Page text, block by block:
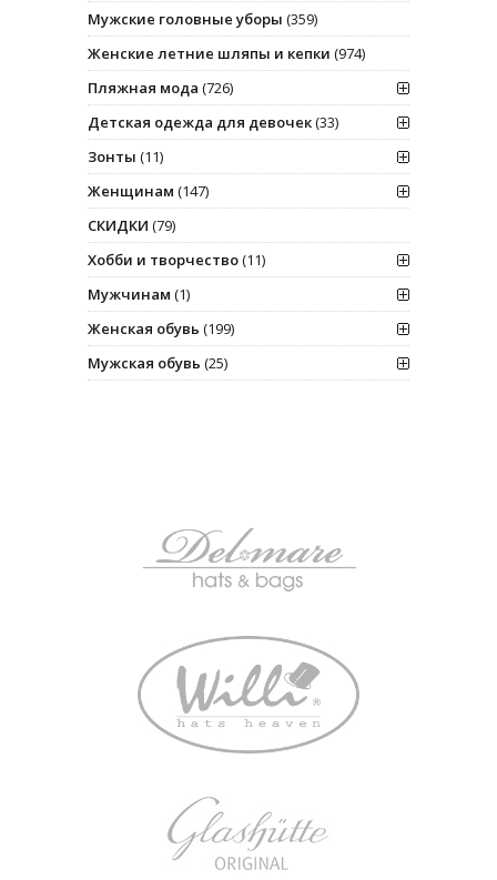
Мужские головные уборы (359)
Женские летние шляпы и кепки (974)
Пляжная мода (726)
Детская одежда для девочек(33)
Зонты (11)
Женщинам (147)
СКИДКИ (79)
Хобби и творчество(11)
Мужчинам (1)
Женская обувь (199)
Мужская обувь (25)